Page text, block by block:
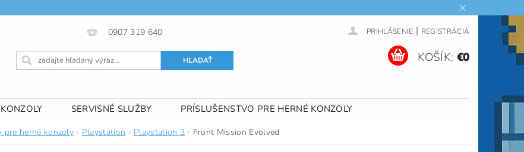
0907 319 640 PRIHLÁSENIE | REGISTRÁCIA
KOŠÍK: €0
SERVISNÉ SLUŽBY
PRÍSLUŠENSTVO PRE HERNÉ KONZOLY
KONTAKTY
pre herné konzoly Playstation Playstation 3 Front Mission Evolved